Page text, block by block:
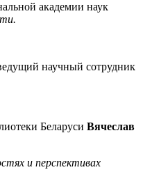
академии наук
научный сотрудник
Беларуси Вячеслав
и перспективах